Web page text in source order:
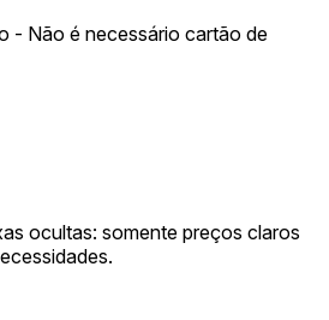
- Não é necessário cartão de
ocultas: somente preços claros